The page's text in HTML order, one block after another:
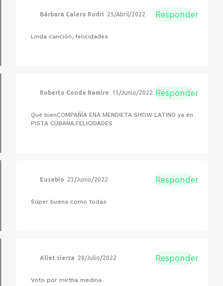
Bárbara Calero Rodri 25/Abril/2022 Responder
Linda canción, felicidades
Roberto Conde Ramíre 15/Junio/2022 Responder
Que bienCOMPAÑÍA ENA MENDIETA SHOW LATINO ya en
PISTA CUBANA.FELICIDADES
Eusebio 23/Junio/2022 Responder
Súper buena como todas
Aliet sierra 28/Julio/2022 Responder
Voto por mirtha medina